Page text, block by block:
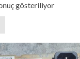
gösteriliyor